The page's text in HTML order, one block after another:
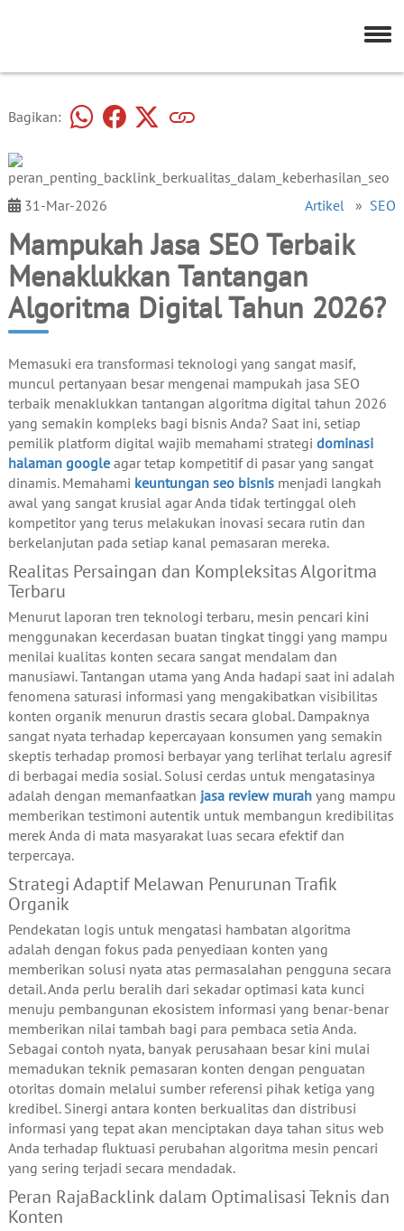
Bagikan:
31-Mar-2026 Artikel » SEO
Mampukah Jasa SEO Terbaik
Menaklukkan Tantangan
Algoritma Digital Tahun 2026?
Memasuki era transformasi teknologi yang sangat masif,
muncul pertanyaan besar mengenai mampukah jasa SEO
terbaik menaklukkan tantangan algoritma digital tahun 2026
yang semakin kompleks bagi bisnis Anda? Saat ini, setiap
pemilik platform digital wajib memahami strategi dominasi
halaman googleagar tetap kompetitif di pasar yang sangat
dinamis. Memahami keuntungan seo bisnismenjadi langkah
awal yang sangat krusial agar Anda tidak tertinggal oleh
kompetitor yang terus melakukan inovasi secara rutin dan
berkelanjutan pada setiap kanal pemasaran mereka.
Realitas Persaingan dan Kompleksitas Algoritma
Terbaru
Menurut laporan tren teknologi terbaru, mesin pencari kini
menggunakan kecerdasan buatan tingkat tinggi yang mampu
menilai kualitas konten secara sangat mendalam dan
manusiawi. Tantangan utama yang Anda hadapi saat ini adalah
fenomena saturasi informasi yang mengakibatkan visibilitas
konten organik menurun drastis secara global. Dampaknya
sangat nyata terhadap kepercayaan konsumen yang semakin
skeptis terhadap promosi berbayar yang terlihat terlalu agresif
di berbagai media sosial. Solusi cerdas untuk mengatasinya
adalah dengan memanfaatkan jasa review murahyang mampu
memberikan testimoni autentik untuk membangun kredibilitas
merek Anda di mata masyarakat luas secara efektif dan
terpercaya.
Strategi Adaptif Melawan Penurunan Trafik
Organik
Pendekatan logis untuk mengatasi hambatan algoritma
adalah dengan fokus pada penyediaan konten yang
memberikan solusi nyata atas permasalahan pengguna secara
detail. Anda perlu beralih dari sekadar optimasi kata kunci
menuju pembangunan ekosistem informasi yang benar-benar
memberikan nilai tambah bagi para pembaca setia Anda.
Sebagai contoh nyata, banyak perusahaan besar kini mulai
memadukan teknik pemasaran konten dengan penguatan
otoritas domain melalui sumber referensi pihak ketiga yang
kredibel. Sinergi antara konten berkualitas dan distribusi
informasi yang tepat akan menciptakan daya tahan situs web
Anda terhadap fluktuasi perubahan algoritma mesin pencari
yang sering terjadi secara mendadak.
Peran RajaBacklink dalam Optimalisasi Teknis dan
Konten